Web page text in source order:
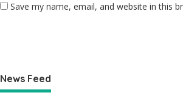
Save my name, email, and website in this
News Feed